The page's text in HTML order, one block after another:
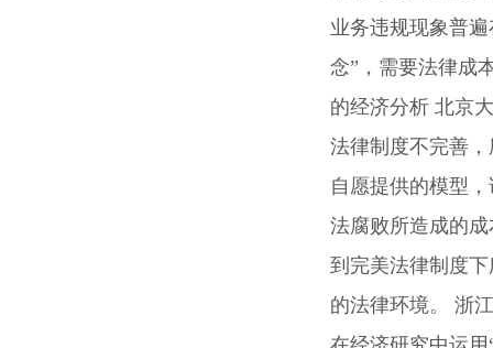
业务违规现象普
念”，需要法律成
的经济分析 北京
法律制度不完善
自愿提供的模型
法腐败所造成的
到完美法律制度
的法律环境。 浙